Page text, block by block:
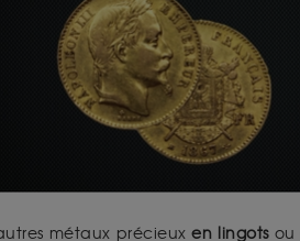
métaux précieux en lingotsou